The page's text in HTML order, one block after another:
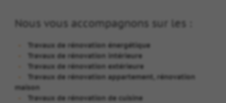
Nous vous accompagnons sur les :
Travaux de rénovation énergétique
Travaux de rénovation intérieure
Travaux de rénovation extérieure
Travaux de rénovation appartement, rénovation
maison
Travaux de rénovation de cuisine